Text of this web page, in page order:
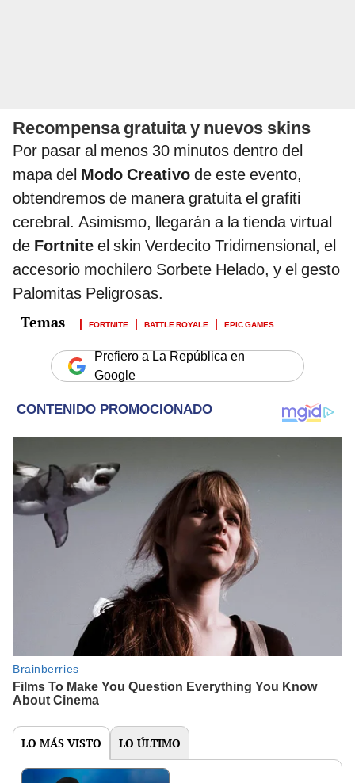
Recompensa gratuita y nuevos skins
Por pasar al menos 30 minutos dentro del
mapa del Modo Creativo de este evento,
obtendremos de manera gratuita el grafiti
cerebral. Asimismo, llegarán a la tienda virtual
de Fortnite el skin Verdecito Tridimensional, el
accesorio mochilero Sorbete Helado, y el gesto
Palomitas Peligrosas.
FORTNITE BATTLE ROYALE EPIC GAMES
Prefiero a La República en
Google
LO MÁS VISTO LO ÚLTIMO